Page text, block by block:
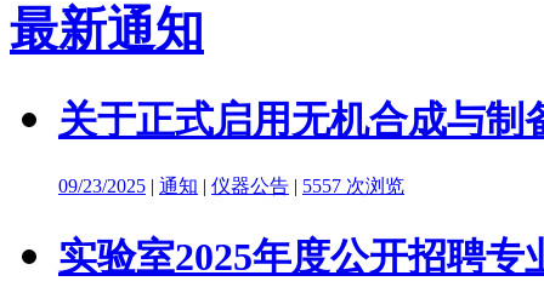
最新通知
关于正式启用无机合成与制
09/23/2025 | 通知 | 仪器公告 | 5557 次浏览
实验室2025年度公开招聘